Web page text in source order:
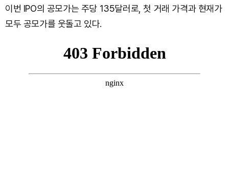
이번 IPO의 공모가는 주당 135달러로, 첫 거래 가격과 현재가
모두 공모가를 웃돌고 있다.